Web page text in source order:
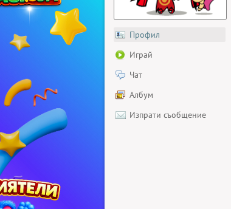
Профил
Играй
Чат
Албум
Изпрати съобщение